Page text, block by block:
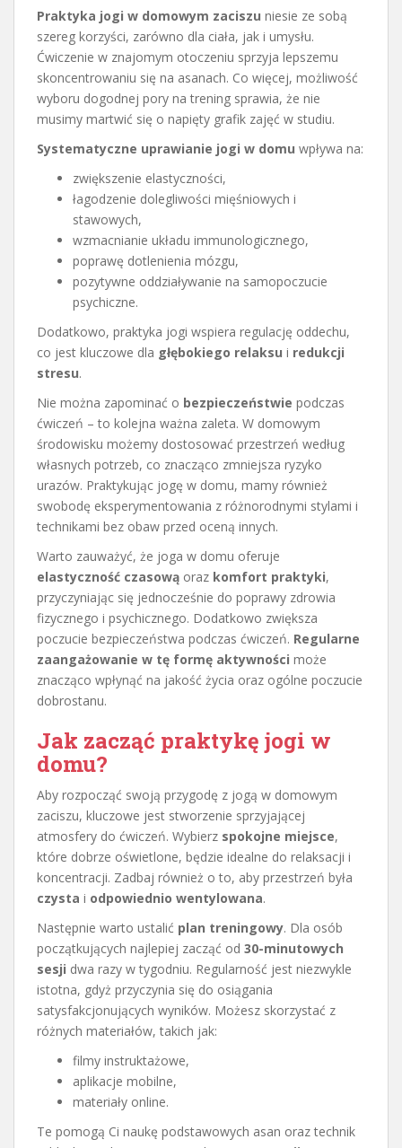
Praktyka jogi w domowym zaciszu niesie ze sobą
szereg korzyści, zarówno dla ciała, jak i umysłu.
Ćwiczenie w znajomym otoczeniu sprzyja lepszemu
skoncentrowaniu się na asanach. Co więcej, możliwość
wyboru dogodnej pory na trening sprawia, że nie
musimy martwić się o napięty grafik zajęć w studiu.
Systematyczne uprawianie jogi w domu wpływa na:
zwiększenie elastyczności,
łagodzenie dolegliwości mięśniowych i
stawowych,
wzmacnianie układu immunologicznego,
poprawę dotlenienia mózgu,
pozytywne oddziaływanie na samopoczucie
psychiczne.
Dodatkowo, praktyka jogi wspiera regulację oddechu,
co jest kluczowe dla głębokiego relaksu i redukcji
stresu.
Nie można zapominać o bezpieczeństwie podczas
ćwiczeń – to kolejna ważna zaleta. W domowym
środowisku możemy dostosować przestrzeń według
własnych potrzeb, co znacząco zmniejsza ryzyko
urazów. Praktykując jogę w domu, mamy również
swobodę eksperymentowania z różnorodnymi stylami i
technikami bez obaw przed oceną innych.
Warto zauważyć, że joga w domu oferuje
elastyczność czasową oraz komfort praktyki,
przyczyniając się jednocześnie do poprawy zdrowia
fizycznego i psychicznego. Dodatkowo zwiększa
poczucie bezpieczeństwa podczas ćwiczeń. Regularne
zaangażowanie w tę formę aktywności może
znacząco wpłynąć na jakość życia oraz ogólne poczucie
dobrostanu.
Jak zacząć praktykę jogi w
domu?
Aby rozpocząć swoją przygodę z jogą w domowym
zaciszu, kluczowe jest stworzenie sprzyjającej
atmosfery do ćwiczeń. Wybierz spokojne miejsce,
które dobrze oświetlone, będzie idealne do relaksacji i
koncentracji. Zadbaj również o to, aby przestrzeń była
czysta i odpowiednio wentylowana.
Następnie warto ustalić plan treningowy. Dla osób
początkujących najlepiej zacząć od 30-minutowych
sesji dwa razy w tygodniu. Regularność jest niezwykle
istotna, gdyż przyczynia się do osiągania
satysfakcjonujących wyników. Możesz skorzystać z
różnych materiałów, takich jak:
filmy instruktażowe,
aplikacje mobilne,
materiały online.
Te pomogą Ci naukę podstawowych asan oraz technik